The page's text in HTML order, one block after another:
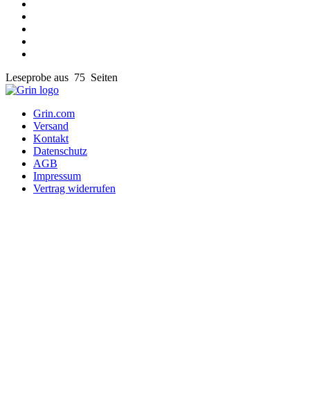
Leseprobe aus 75 Seiten
Grin.com
Versand
Kontakt
Datenschutz
AGB
Impressum
Vertrag widerrufen